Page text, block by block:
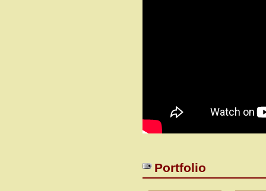
Portfolio